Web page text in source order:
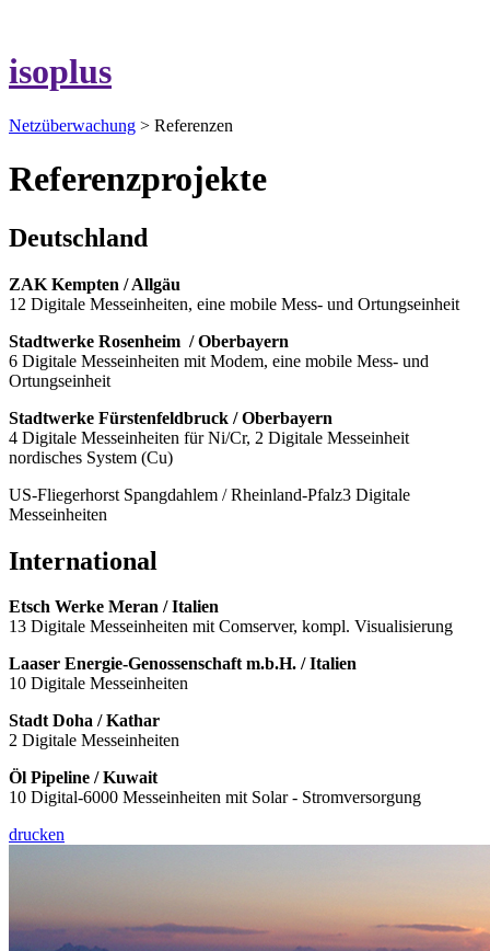
isoplus
Netzüberwachung > Referenzen
Referenzprojekte
Deutschland
ZAK Kempten / Allgäu
12 Digitale Messeinheiten, eine mobile Mess- und Ortungseinheit
Stadtwerke Rosenheim / Oberbayern
6 Digitale Messeinheiten mit Modem, eine mobile Mess- und
Ortungseinheit
Stadtwerke Fürstenfeldbruck / Oberbayern
4 Digitale Messeinheiten für Ni/Cr, 2 Digitale Messeinheit
nordisches System (Cu)
US-Fliegerhorst Spangdahlem / Rheinland-Pfalz3 Digitale
Messeinheiten
International
Etsch Werke Meran / Italien
13 Digitale Messeinheiten mit Comserver, kompl. Visualisierung
Laaser Energie-Genossenschaft m.b.H. / Italien
10 Digitale Messeinheiten
Stadt Doha / Kathar
2 Digitale Messeinheiten
Öl Pipeline / Kuwait
10 Digital-6000 Messeinheiten mit Solar - Stromversorgung
drucken